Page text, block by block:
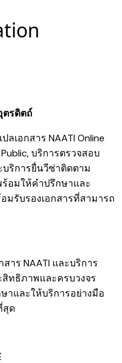
ตรดิตถ์
ปลเอกสาร NAATI Online
,บริการตรวจสอบ
บริการยื่นวีซ่าติดตาม
อมให้คำปรึกษาและ
มรับรองเอกสารที่สามารถ
าร NAATI และบริการ
สิทธิภาพและครบวงจร
าและให้บริการอย่างมือ
สุด